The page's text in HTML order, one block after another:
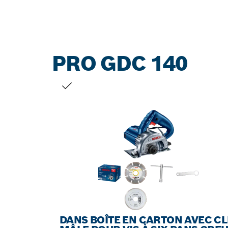
PRO GDC 140
DANS BOÎTE EN CARTON AVEC